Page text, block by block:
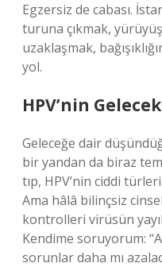
Egzersiz de cabası.
turuna çıkmak,
uzaklaşmak,
yol.
HPV’nin
Geleceğe dair
bir yandan da biraz
tıp, HPV’nin ciddi
Ama hâlâ bilinçsiz
kontrolleri virüsün
Kendime soruyorum:
sorunlar daha mı